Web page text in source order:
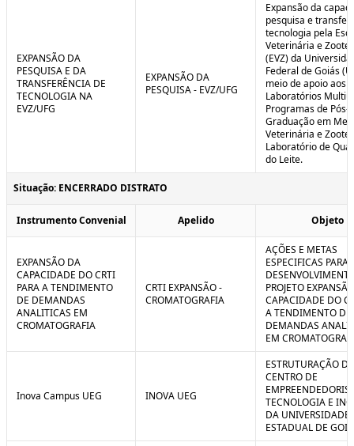
EXPANSÃO DA
PESQUISA E DA
TRANSFERÊNCIA DE
TECNOLOGIA NA
EVZ/UFG
EXPANSÃO DA
PESQUISA - EVZ/UFG
Expansão da
pesquisa e
tecnologia pela
Veterinária e
(EVZ) da
Federal de Goiás
meio de apoio aos
Laboratórios
Programas de Pós-
Graduação em
Veterinária e
Laboratório de
do Leite.
Situação: ENCERRADO DISTRATO
Instrumento Convenial Apelido Objeto
EXPANSÃO DA
CAPACIDADE DO CRTI
PARA A TENDIMENTO
DE DEMANDAS
ANALITICAS EM
CROMATOGRAFIA
CRTI EXPANSÃO -
CROMATOGRAFIA
AÇÕES E METAS
ESPECIFICAS PARA
PROJETO
CAPACIDADE DO
A TENDIMENTO DE
DEMANDAS
EM
Inova Campus UEG INOVA UEG
ESTRUTURAÇÃO
CENTRO DE
TECNOLOGIA E
DA UNIVERSIDADE
ESTADUAL DE